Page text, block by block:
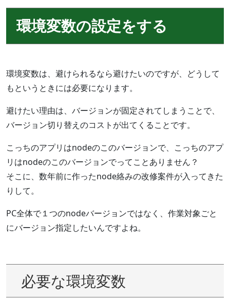
環境変数の設定をする
環境変数は、避けられるなら避けたいのですが、どうして
もというときには必要になります。
避けたい理由は、バージョンが固定されてしまうことで、
バージョン切り替えのコストが出てくることです。
こっちのアプリはnodeのこのバージョンで、こっちのアプ
リはnodeのこのバージョンでってことありません？
そこに、数年前に作ったnode絡みの改修案件が入ってきた
りして。
PC全体で１つのnodeバージョンではなく、作業対象ごと
にバージョン指定したいんですよね。
必要な環境変数